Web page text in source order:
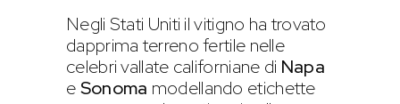
Negli Stati Uniti il vitigno ha trovato
dapprima terreno fertile nelle
celebri vallate californiane di Napa
eSonoma modellando etichette